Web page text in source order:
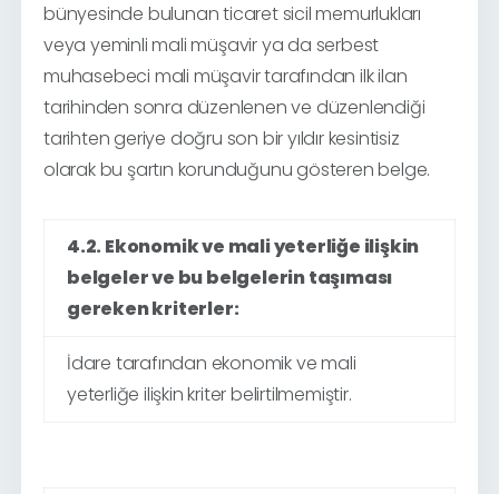
bünyesinde bulunan ticaret sicil memurlukları
veya yeminli mali müşavir ya da serbest
muhasebeci mali müşavir tarafından ilk ilan
tarihinden sonra düzenlenen ve düzenlendiği
tarihten geriye doğru son bir yıldır kesintisiz
olarak bu şartın korunduğunu gösteren belge.
4.2. Ekonomik ve mali yeterliğe ilişkin
belgeler ve bu belgelerin taşıması
gereken kriterler:
İdare tarafından ekonomik ve mali
yeterliğe ilişkin kriter belirtilmemiştir.